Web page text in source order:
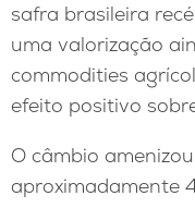
safra brasileira
uma valorização
commodities
efeito positivo
O câmbio
aproximadamente